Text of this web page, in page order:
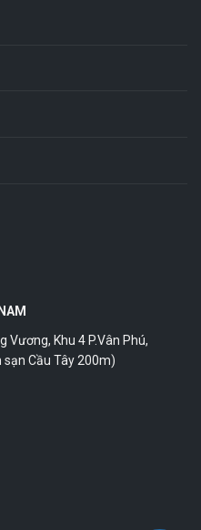
Vương, Khu 4 P.Vân Phú,
sạn Cầu Tây 200m)